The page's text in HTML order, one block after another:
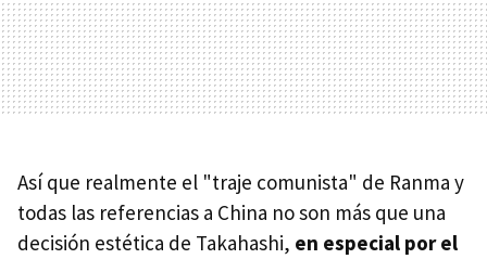
Así que realmente el "traje comunista" de Ranma y
todas las referencias a China no son más que una
decisión estética de Takahashi, en especial por el